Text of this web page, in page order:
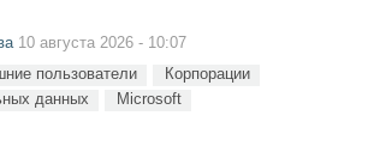
10 августа 2026 - 10:07
пользователи
Корпорации
данных
Microsoft